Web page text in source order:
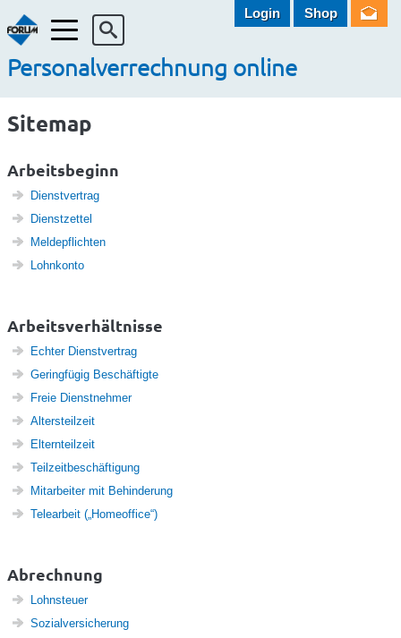
Menü
Personalverrechnung online
Login Shop
Sitemap
Arbeitsbeginn
Dienstvertrag
Dienstzettel
Meldepflichten
Lohnkonto
Arbeitsverhältnisse
Echter Dienstvertrag
Geringfügig Beschäftigte
Freie Dienstnehmer
Altersteilzeit
Elternteilzeit
Teilzeitbeschäftigung
Mitarbeiter mit Behinderung
Telearbeit („Homeoffice“)
Abrechnung
Lohnsteuer
Sozialversicherung